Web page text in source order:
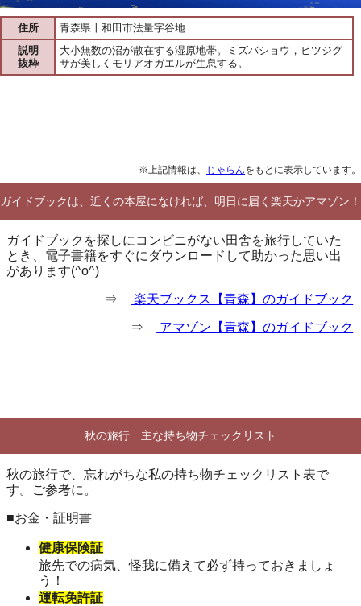
住所
青森県十和田市法量字谷地
説明
抜粋
大小無数の沼が散在する湿原地帯。ミズバショウ，ヒツジグ
サが美しくモリアオガエルが生息する。
※上記情報は、 じゃらんをもとに表示しています。
ガイドブックは、近くの本屋になければ、明日に届く楽天かアマゾン！
ガイドブックを探しにコンビニがない田舎を旅行していた
とき、電子書籍をすぐにダウンロードして助かった思い出
があります(^o^)
⇒ 楽天ブックス【青森】のガイドブック
⇒ アマゾン【青森】のガイドブック
秋の旅行 主な持ち物チェックリスト
秋の旅行で、忘れがちな私の持ち物チェックリスト表で
す。ご参考に。
■お金・証明書
健康保険証
旅先での病気、怪我に備えて必ず持っておきましょ
う！
運転免許証